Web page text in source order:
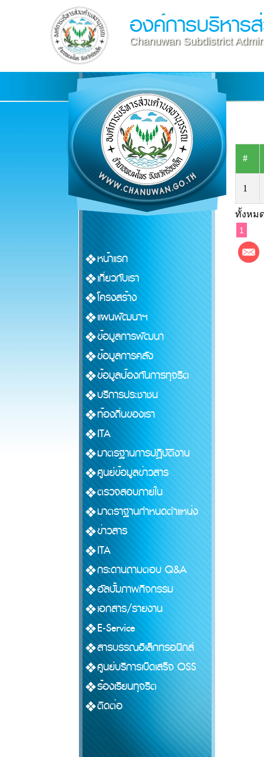
องค์การบริหาร
Chanuwan Subdistrict
หน้าแรก
เกี่ยวกับเรา
โครงสร้าง
แผนพัฒนาฯ
ข้อมูลการพัฒนา
ข้อมูลการคลัง
ข้อมูลป้องกันการทุจริต
บริการประชาชน
ท้องถิ่นของเรา
ITA
มาตรฐานการปฏิบัติงาน
ศูนย์ข้อมูลข่าวสาร
ตรวจสอบภายใน
มาตราฐานกำหนดตำแหน่ง
ข่าวสาร
ITA
กระดานถามตอบ Q&A
อัลบั้มภาพกิจกรรม
เอกสาร/รายงาน
E-Service
สารบรรณอิเล็กทรอนิกส์
ศูนย์บริการเบ็ดเสร็จ OSS
ร้องเรียนทุจริต
ติดต่อ
#
1
ทั้งหม
1